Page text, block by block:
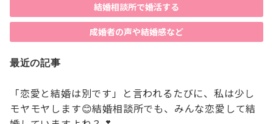
結婚相談所で婚活する
成婚者の声や結婚感など
最近の記事
「恋愛と結婚は別です」と言われるたびに、私は少し
モヤモヤします😊結婚相談所でも、みんな恋愛して結